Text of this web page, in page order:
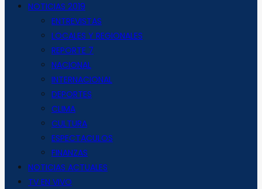
NOTICIAS 2019
ENTREVISTAS
LOCALES Y REGIONALES
REPORTE 7
NACIONAL
INTERNACIONAL
DEPORTES
CLIMA
CULTURA
ESPECTACULOS
FINANZAS
NOTICIAS ACTUALES
TV EN VIVO